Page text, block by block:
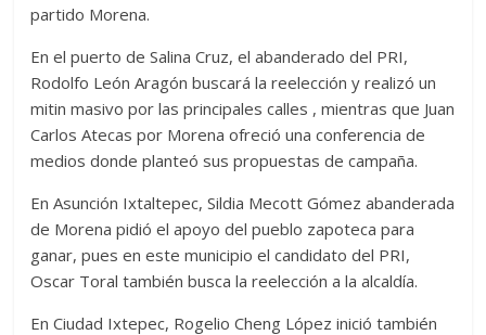
partido Morena.
En el puerto de Salina Cruz, el abanderado del PRI,
Rodolfo León Aragón buscará la reelección y realizó un
mitin masivo por las principales calles , mientras que Juan
Carlos Atecas por Morena ofreció una conferencia de
medios donde planteó sus propuestas de campaña.
En Asunción Ixtaltepec, Sildia Mecott Gómez abanderada
de Morena pidió el apoyo del pueblo zapoteca para
ganar, pues en este municipio el candidato del PRI,
Oscar Toral también busca la reelección a la alcaldía.
En Ciudad Ixtepec, Rogelio Cheng López inició también